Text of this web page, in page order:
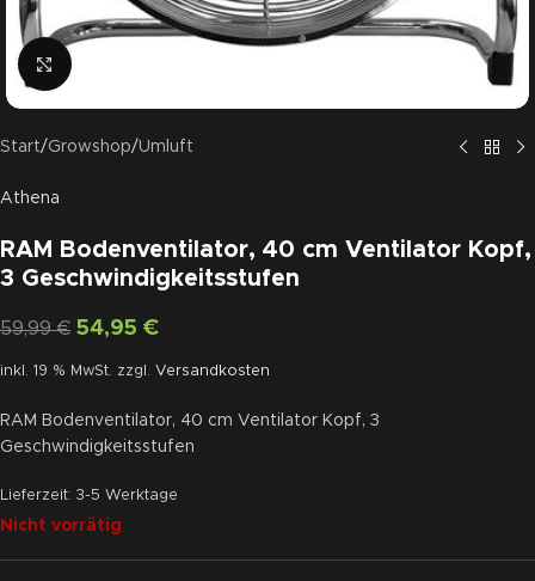
Click to enlarge
Start/Growshop/Umluft
Athena
RAM Bodenventilator, 40 cm Ventilator Kopf,
3 Geschwindigkeitsstufen
59,99€ 54,95 €
inkl. 19 % MwSt. zzgl. Versandkosten
RAM Bodenventilator, 40 cm Ventilator Kopf, 3
Geschwindigkeitsstufen
Lieferzeit: 3-5 Werktage
Nicht vorrätig